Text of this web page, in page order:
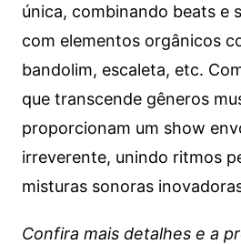
única, combinando beats e
com elementos orgânicos
bandolim, escaleta, etc.
que transcende gêneros
proporcionam um show
irreverente, unindo ritmos
misturas sonoras
Confira mais detalhes e a